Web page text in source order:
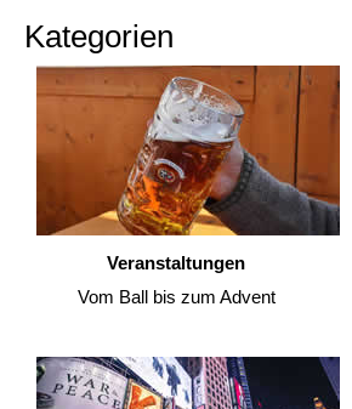
Kategorien
Veranstaltungen
Vom Ball bis zum Advent